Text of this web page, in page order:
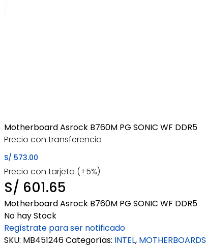
Motherboard Asrock B760M PG SONIC WF DDR5
Precio con transferencia
S/ 573.00
Precio con tarjeta (+5%)
S/ 601.65
Motherboard Asrock B760M PG SONIC WF DDR5
No hay Stock
Regístrate para ser notificado
SKU: MB451246Categorías: INTEL, MOTHERBOARDS